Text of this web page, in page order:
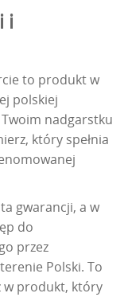
i
to produkt w
polskiej
nadgarstku
który spełnia
gwarancji, a w
do
przez
Polski. To
w produkt, który